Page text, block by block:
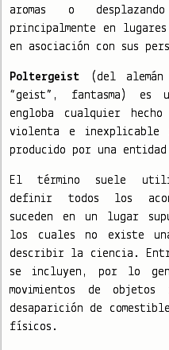
aromas o
principalmente en
en asociación con sus
Poltergeist (del
“geist”, fantasma) es
engloba cualquier
violenta e
producido por una
El término suele
definir todos los
suceden en un lugar
los cuales no existe
describir la ciencia.
se incluyen, por lo
movimientos de objetos
desaparición de
físicos.